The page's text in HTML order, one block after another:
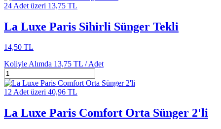
24 Adet üzeri 13,75 TL
La Luxe Paris Sihirli Sünger Tekli
14,50 TL
Koliyle Alımda 13,75 TL /Adet
12 Adet üzeri 40,96 TL
La Luxe Paris Comfort Orta Sünger 2'li